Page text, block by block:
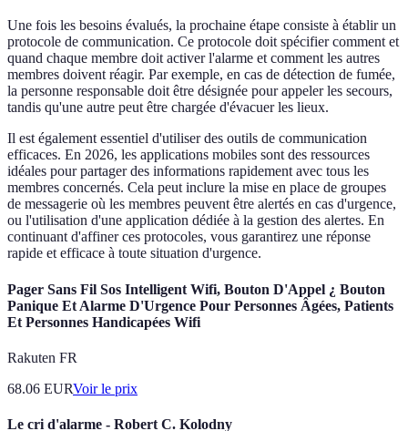
Une fois les besoins évalués, la prochaine étape consiste à établir un
protocole de communication. Ce protocole doit spécifier comment et
quand chaque membre doit activer l'alarme et comment les autres
membres doivent réagir. Par exemple, en cas de détection de fumée,
la personne responsable doit être désignée pour appeler les secours,
tandis qu'une autre peut être chargée d'évacuer les lieux.
Il est également essentiel d'utiliser des outils de communication
efficaces. En 2026, les applications mobiles sont des ressources
idéales pour partager des informations rapidement avec tous les
membres concernés. Cela peut inclure la mise en place de groupes
de messagerie où les membres peuvent être alertés en cas d'urgence,
ou l'utilisation d'une application dédiée à la gestion des alertes. En
continuant d'affiner ces protocoles, vous garantirez une réponse
rapide et efficace à toute situation d'urgence.
Pager Sans Fil Sos Intelligent Wifi, Bouton D'Appel ¿ Bouton
Panique Et Alarme D'Urgence Pour Personnes Âgées, Patients
Et Personnes Handicapées Wifi
Rakuten FR
68.06 EURVoir le prix
Le cri d'alarme - Robert C. Kolodny